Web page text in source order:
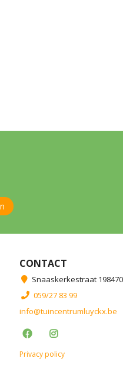
CONTACT
Snaaskerkestraat
059/27 83 99
info@tuincentrumluyckx.be
Privacy policy